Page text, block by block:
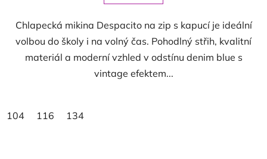
hvězdiček.
Chlapecká mikina Despacito na zip s kapucí je ideální
volbou do školy i na volný čas. Pohodlný střih, kvalitní
materiál a moderní vzhled v odstínu denim blue s
vintage efektem...
104 116 134